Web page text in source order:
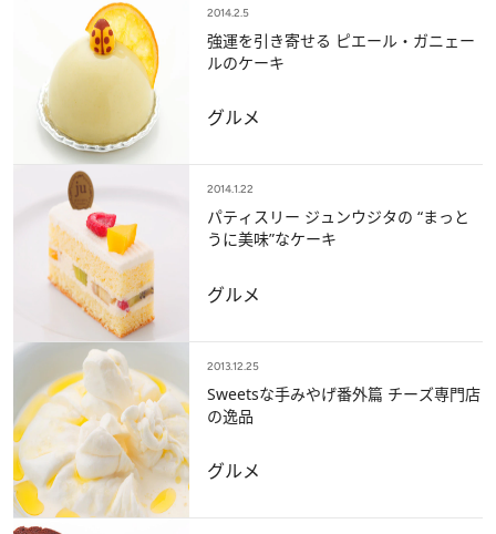
2014.2.5
強運を引き寄せる ピエール・ガニェー
ルのケーキ
グルメ
2014.1.22
パティスリー ジュンウジタの “まっと
うに美味”なケーキ
グルメ
2013.12.25
Sweetsな手みやげ番外篇 チーズ専門店
の逸品
グルメ